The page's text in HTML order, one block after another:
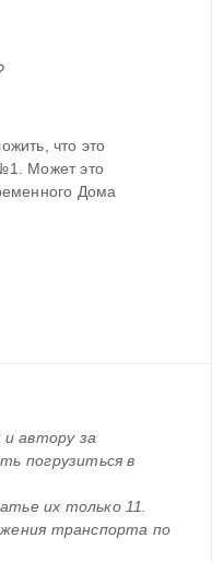
что это
Может это
Дома
и автору за
погрузиться в
их только 11.
транспорта по